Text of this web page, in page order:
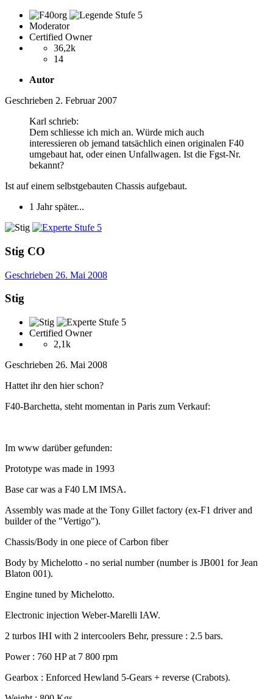
Moderator
Certified Owner
36,2k
14
Autor
Geschrieben 2. Februar 2007
Karl schrieb:
Dem schliesse ich mich an. Würde mich auch
interessieren ob jemand tatsächlich einen originalen F40
umgebaut hat, oder einen Unfallwagen. Ist die Fgst-Nr.
bekannt?
Ist auf einem selbstgebauten Chassis aufgebaut.
1 Jahr später...
Stig CO
Geschrieben 26. Mai 2008
Stig
Certified Owner
2,1k
Geschrieben 26. Mai 2008
Hattet ihr den hier schon?
F40-Barchetta, steht momentan in Paris zum Verkauf:
Im www darüber gefunden:
Prototype was made in 1993
Base car was a F40 LM IMSA.
Assembly was made at the Tony Gillet factory (ex-F1 driver and
builder of the "Vertigo").
Chassis/Body in one piece of Carbon fiber
Body by Michelotto - no serial number (number is JB001 for Jean
Blaton 001).
Engine tuned by Michelotto.
Electronic injection Weber-Marelli IAW.
2 turbos IHI with 2 intercoolers Behr, pressure : 2.5 bars.
Power : 760 HP at 7 800 rpm
Gearbox : Enforced Hewland 5-Gears + reverse (Crabots).